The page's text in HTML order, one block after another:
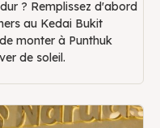
? Remplissez d'abord
au Kedai Bukit
monter à Punthuk
de soleil.